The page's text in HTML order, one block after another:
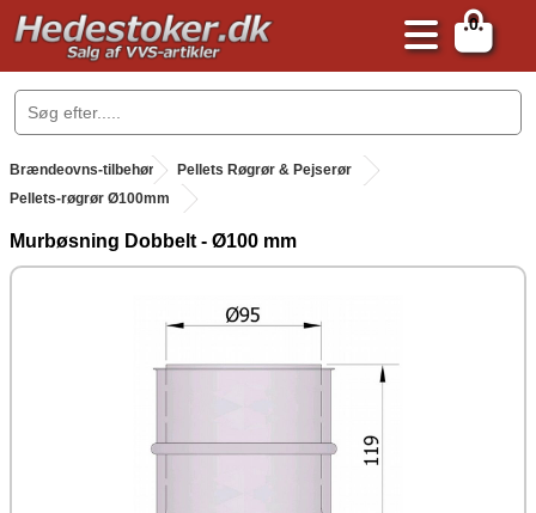
0
.
Brændeovns-tilbehør .
Pellets Røgrør & Pejserør
Pellets-røgrør Ø100mm
Murbøsning Dobbelt - Ø100 mm